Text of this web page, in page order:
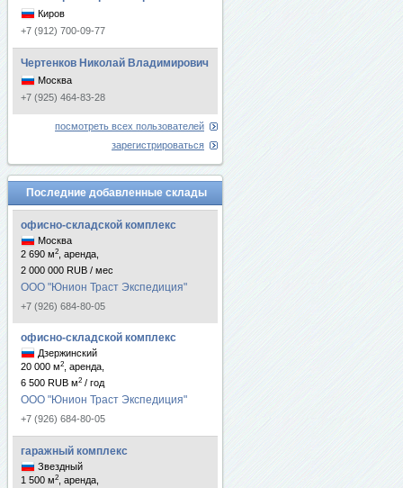
Киров
+7 (912) 700-09-77
Чертенков Николай Владимирович
Москва
+7 (925) 464-83-28
посмотреть всех пользователей
зарегистрироваться
Последние добавленные склады
офисно-складской комплекс
Москва
2 690 м2
, аренда,
2 000 000 RUB / мес
ООО "Юнион Траст Экспедиция"
+7 (926) 684-80-05
офисно-складской комплекс
Дзержинский
20 000 м2
, аренда,
6 500 RUB м2 / год
ООО "Юнион Траст Экспедиция"
+7 (926) 684-80-05
гаражный комплекс
Звездный
1 500 м2
, аренда,